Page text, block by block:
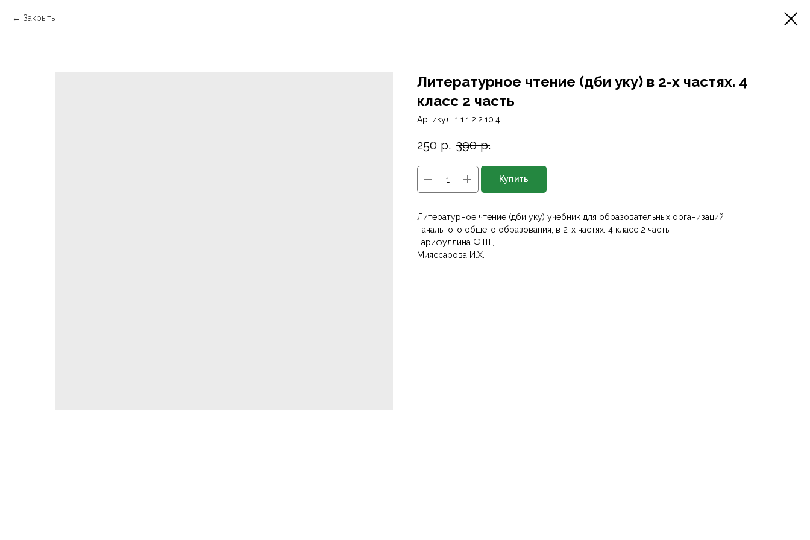
Закрыть
Литературное чтение (әдәби уку) в 2-х частях. 4
класс 2 часть
Артикул: 1.1.1.2.2.10.4
250 р. 390 р.
Купить
Литературное чтение (әдәби уку) учебник для образовательных организаций
начального общего образования, в 2-х частях. 4 класс 2 часть
Гарифуллина Ф.Ш.,
Мияссарова И.Х.